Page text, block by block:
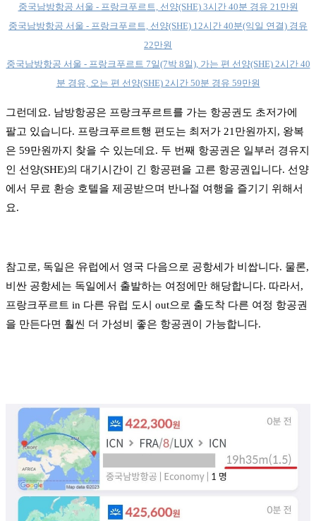
중국남방항공 서울 - 프랑크푸르트, 선양(SHE) 3시간 40분 경유 21만원
중국남방항공 서울 - 프랑크푸르트, 선양(SHE) 12시간 40분(익일 연결) 경유
22만원
중국남방항공 서울 - 프랑크푸르트 7일(7박 8일), 가는 편 선양(SHE) 2시간 40
분 경유, 오는 편 선양(SHE) 2시간 50분 경유 59만원
그런데요. 남방항공은 프랑크푸르트를 가는 항공권도 초저가에
팔고 있습니다. 프랑크푸르트행 편도는 최저가 21만원까지, 왕복
은 59만원까지 찾을 수 있는데요. 두 번째 항공권은 일부러 경유지
인 선양(SHE)의 대기시간이 긴 항공편을 고른 항공권입니다. 선양
에서 무료 환승 호텔을 제공받으며 반나절 여행을 즐기기 위해서
요.
참고로, 독일은 유럽에서 영국 다음으로 공항세가 비쌉니다. 물론,
비싼 공항세는 독일에서 출발하는 여정에만 해당합니다. 따라서,
프랑크푸르트 in 다른 유럽 도시 out으로 출도착 다른 여정 항공권
을 만든다면 훨씬 더 가성비 좋은 항공권이 가능합니다.